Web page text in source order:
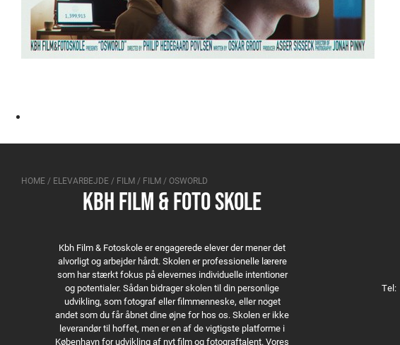
HOME / ELEVARBEJDE / FILM / FILM /OSWORLD
KBH FILM & FOTO SKOLE
Kbh Film & Fotoskole er engagerede elever der mener det
alvorligt og arbejder hårdt. Skolen er professionelle lærere
som har stærkt fokus på elevernes individuelle intentioner
og potentialer. Sådan bidrager skolen til din personlige
udvikling, som fotograf eller filmmenneske, eller noget
andet som du får åbnet dine øjne for hos os. Skolen er ikke
leverandør til hoffet, men er en af de vigtigste platforme i
København for udvikling af nyt film og fotograftalent. Vores
Tel: